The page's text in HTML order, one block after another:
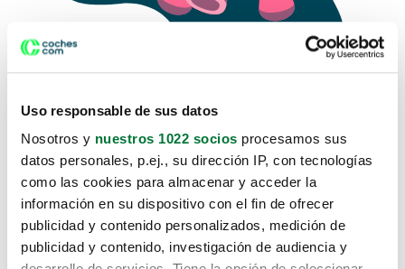
Uso responsable de sus datos
Nosotros y nuestros 1022 socios procesamos sus
datos personales, p.ej., su dirección IP, con tecnologías
como las cookies para almacenar y acceder la
información en su dispositivo con el fin de ofrecer
publicidad y contenido personalizados, medición de
publicidad y contenido, investigación de audiencia y
Lo sentimos, no sabemos como
te hemos traido hasta aquí.